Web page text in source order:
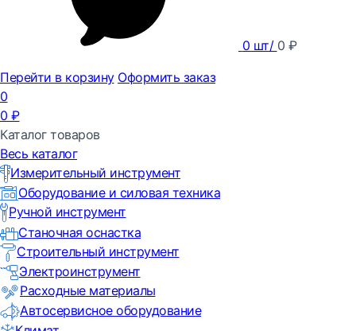
0 шт/ 0 ₽
Перейти в корзину Оформить заказ
0
0 ₽
Каталог товаров
Весь каталог
Измерительный инструмент
Оборудование и силовая техника
Ручной инструмент
Станочная оснастка
Строительный инструмент
Электроинструмент
Расходные материалы
Автосервисное оборудование